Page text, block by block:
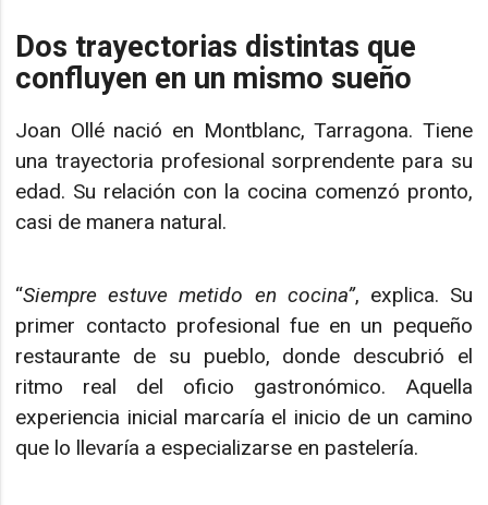
Dos trayectorias distintas que
confluyen en un mismo sueño
Joan Ollé nació en Montblanc, Tarragona. Tiene
una trayectoria profesional sorprendente para su
edad. Su relación con la cocina comenzó pronto,
casi de manera natural.
“Siempre estuve metido en cocina”, explica. Su
primer contacto profesional fue en un pequeño
restaurante de su pueblo, donde descubrió el
ritmo real del oficio gastronómico. Aquella
experiencia inicial marcaría el inicio de un camino
que lo llevaría a especializarse en pastelería.